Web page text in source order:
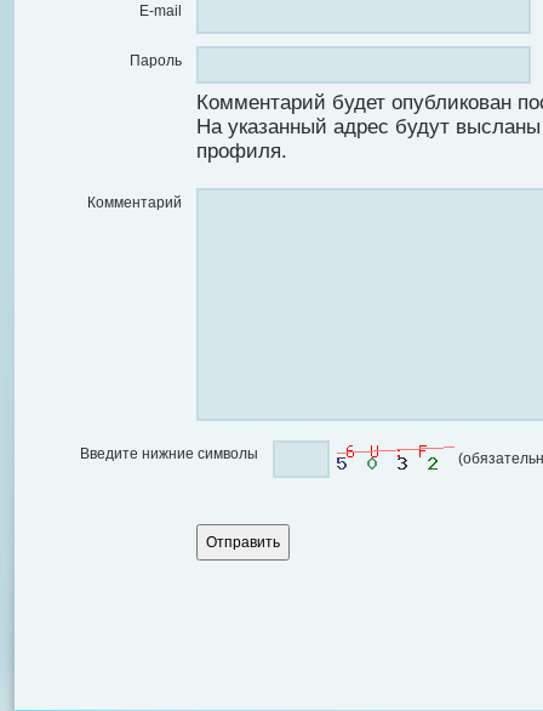
E-mail
Пароль
Комментарий будет опубликован
На указанный адрес будут
профиля.
Комментарий
Введите нижние символы